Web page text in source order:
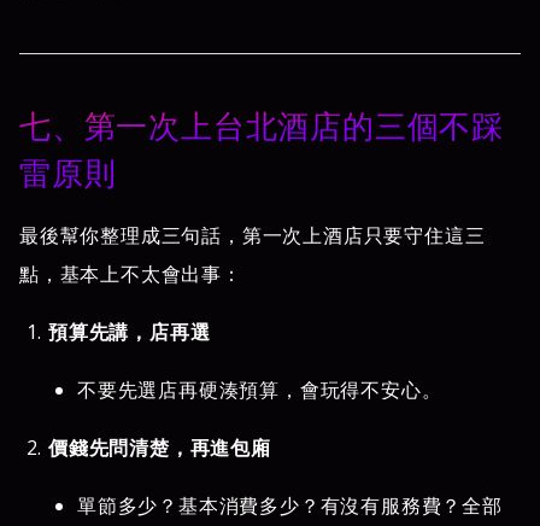
七、第一次上台北酒店的三個不踩
雷原則
最後幫你整理成三句話，第一次上酒店只要守住這三
點，基本上不太會出事：
預算先講，店再選
不要先選店再硬湊預算，會玩得不安心。
價錢先問清楚，再進包廂
單節多少？基本消費多少？有沒有服務費？全部